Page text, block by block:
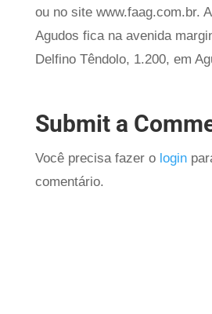
ou no site www.faag.com.br.
Agudos fica na avenida
Delfino Têndolo, 1.200, em
Submit a
Você precisa fazer o login
comentário.